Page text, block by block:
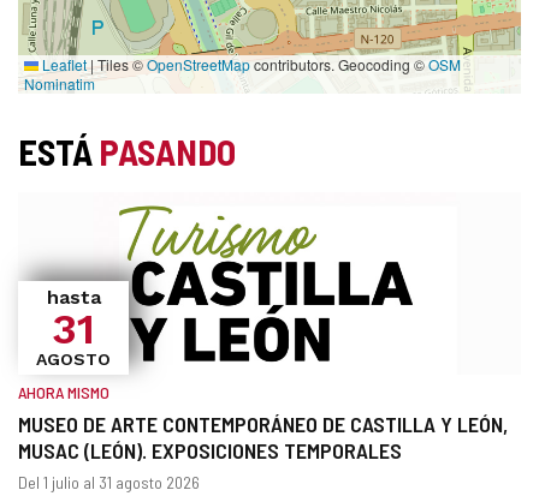
Leaflet|Tiles ©OpenStreetMapcontributors. Geocoding ©OSM
Nominatim
ESTÁPASANDO
MUSEO DE ARTE CONTEMPORÁNEO DE CASTILLA Y LEÓN,
MUSAC (LEÓN). EXPOSICIONES TEMPORALES
hasta
31
AGOSTO
¿Cuándo?
AHORA MISMO
Fechas
Del 1 julio al 31 agosto 2026